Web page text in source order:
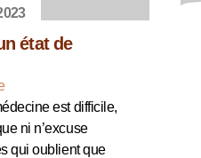
état de
est difficile,
ni n’excuse
qui oublient que